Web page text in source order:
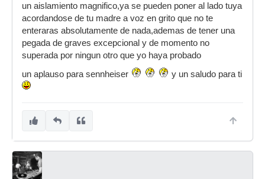
un aislamiento magnifico,ya se pueden poner al lado tuya
acordandose de tu madre a voz en grito que no te
enteraras absolutamente de nada,ademas de tener una
pegada de graves excepcional y de momento no
superada por ningun otro que yo haya probado
un aplauso para sennheiser
y un saludo para ti